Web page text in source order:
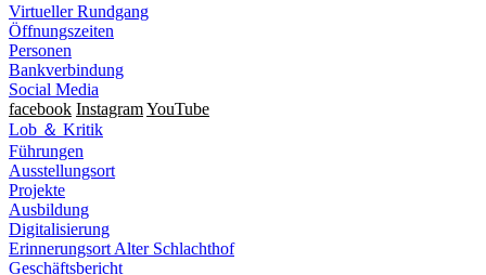
Virtueller Rundgang
Öffnungszeiten
Personen
Bankverbindung
Social Media
facebook InstagramYouTube
Lob ＆ Kritik
Führungen
Ausstellungsort
Projekte
Ausbildung
Digitalisierung
Erinnerungsort Alter Schlachthof
Geschäftsbericht